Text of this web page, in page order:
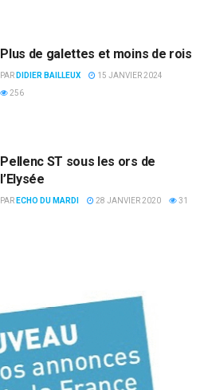
Plus de galettes et moins de rois
PAR DIDIER BAILLEUX
15 JANVIER 2024
256
Pellenc ST sous les ors de
l’Elysée
PAR ECHO DU MARDI 28 JANVIER 2020 31